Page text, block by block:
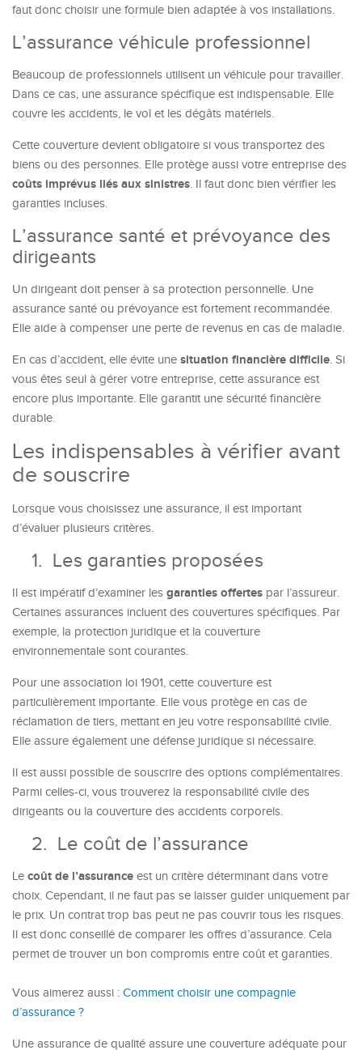
faut donc choisir une formule bien adaptée à vos installations.
L’assurance véhicule professionnel
Beaucoup de professionnels utilisent un véhicule pour travailler.
Dans ce cas, une assurance spécifique est indispensable. Elle
couvre les accidents, le vol et les dégâts matériels.
Cette couverture devient obligatoire si vous transportez des
biens ou des personnes. Elle protège aussi votre entreprise des
coûts imprévus liés aux sinistres. Il faut donc bien vérifier les
garanties incluses.
L’assurance santé et prévoyance des
dirigeants
Un dirigeant doit penser à sa protection personnelle. Une
assurance santé ou prévoyance est fortement recommandée.
Elle aide à compenser une perte de revenus en cas de maladie.
En cas d’accident, elle évite une situation financière difficile. Si
vous êtes seul à gérer votre entreprise, cette assurance est
encore plus importante. Elle garantit une sécurité financière
durable.
Les indispensables à vérifier avant
de souscrire
Lorsque vous choisissez une assurance, il est important
d’évaluer plusieurs critères.
1. Les garanties proposées
Il est impératif d’examiner les garanties offertes par l’assureur.
Certaines assurances incluent des couvertures spécifiques. Par
exemple, la protection juridique et la couverture
environnementale sont courantes.
Pour une association loi 1901, cette couverture est
particulièrement importante. Elle vous protège en cas de
réclamation de tiers, mettant en jeu votre responsabilité civile.
Elle assure également une défense juridique si nécessaire.
Il est aussi possible de souscrire des options complémentaires.
Parmi celles-ci, vous trouverez la responsabilité civile des
dirigeants ou la couverture des accidents corporels.
2. Le coût de l’assurance
Le coût de l’assurance est un critère déterminant dans votre
choix. Cependant, il ne faut pas se laisser guider uniquement par
le prix. Un contrat trop bas peut ne pas couvrir tous les risques.
Il est donc conseillé de comparer les offres d’assurance. Cela
permet de trouver un bon compromis entre coût et garanties.
Vous aimerez aussi : Comment choisir une compagnie
d’assurance ?
Une assurance de qualité assure une couverture adéquate pour